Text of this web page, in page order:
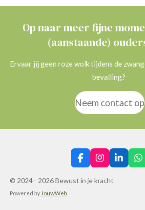
Op naar meer fijne
(aanstaande)
Ervaar jij geen roze wolk tijdens de
bevalling?
Neem contact op
F
a
c
I
n
s
L
i
W
h
© 2024 - 2026 Bewust in je kracht
Powered by JouwWeb